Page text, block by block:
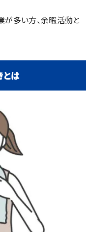
多い方、余暇活動と
とは